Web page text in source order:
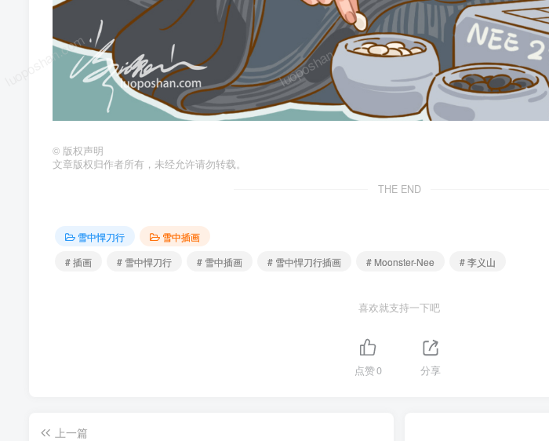
luoposhan.com luoposhan.com
© 版权声明
文章版权归作者所有，未经允许请勿转载。
THE END
雪中悍刀行
雪中插画
# 插画
# 雪中悍刀行 # 雪中插画 # 雪中悍刀行插画 # Moonster-Nee # 李义山
喜欢就支持一下吧
点赞0 分享
上一篇